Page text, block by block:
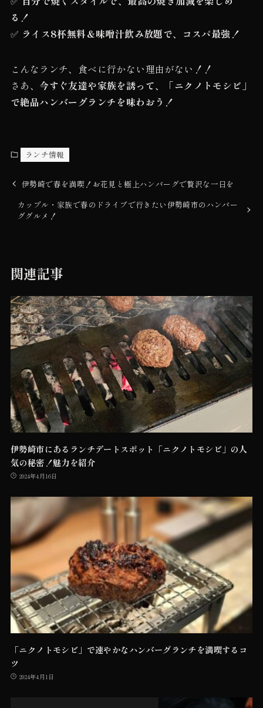
る！
✅ ライス8杯無料＆味噌汁飲み放題で、コスパ最強！
こんなランチ、食べに行かない理由がない！！
さあ、今すぐ友達や家族を誘って、「ニクノトモシビ」
で絶品ハンバーグランチを味わおう！
ランチ情報
伊勢崎で春を満喫！お花見と極上ハンバーグで贅沢な一日を
カップル・家族で春のドライブで行きたい伊勢崎市のハンバー
ググルメ！
関連記事
伊勢崎市にあるランチデートスポット「ニクノトモシビ」の人
気の秘密！魅力を紹介
2024年4月16日
「ニクノトモシビ」で速やかなハンバーグランチを満喫するコ
ツ
2024年4月1日